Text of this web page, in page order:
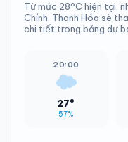
Từ mức 28°C hiện tại,
Chính, Thanh Hóa sẽ
chi tiết trong bảng dự
20:00
27°
57%